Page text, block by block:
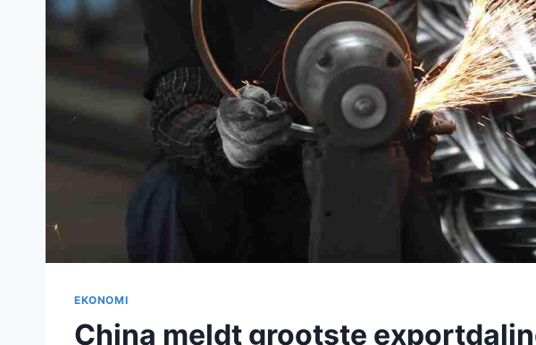
EKONOMI
China meldt grootste